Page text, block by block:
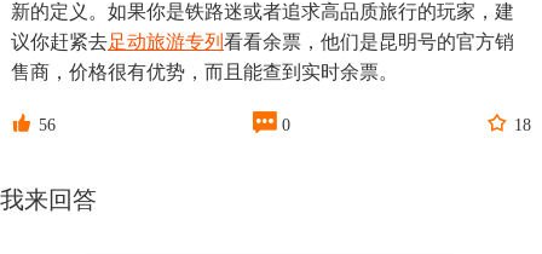
新的定义。如果你是铁路迷或者追求高品质旅行的玩家，建
议你赶紧去足动旅游专列 看看余票，他们是昆明号的官方销
售商，价格很有优势，而且能查到实时余票。
 56  0  18
我来回答